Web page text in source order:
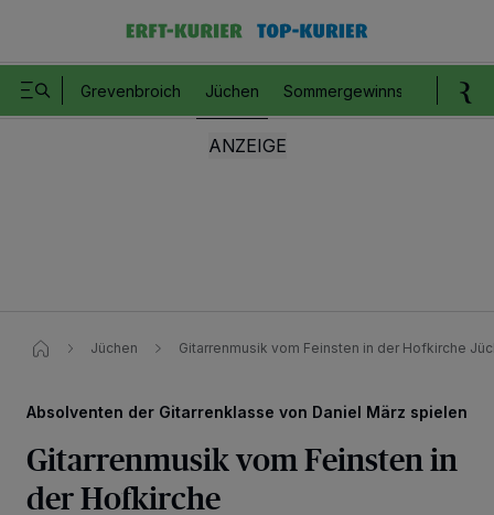
Grevenbroich Jüchen Sommergewinnspiel
Jüchen Gitarrenmusik vom Feinsten in der Hofkirche​
Absolventen der Gitarrenklasse von Daniel März spielen
Gitarrenmusik vom Feinsten in
der Hofkirche